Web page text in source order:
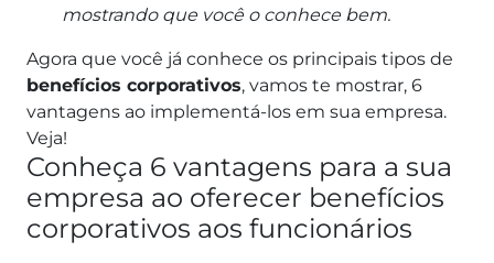
mostrando que você o conhece bem.
Agora que você já conhece os principais tipos de
benefícios corporativos, vamos te mostrar, 6
vantagens ao implementá-los em sua empresa.
Veja!
Conheça 6 vantagens para a sua
empresa ao oferecer benefícios
corporativos aos funcionários